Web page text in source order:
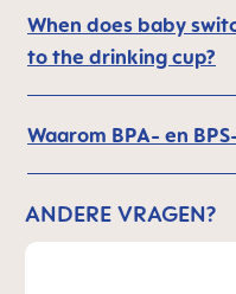
When does baby
to the drinking cup?
Waarom BPA- en
ANDERE VRAGEN?